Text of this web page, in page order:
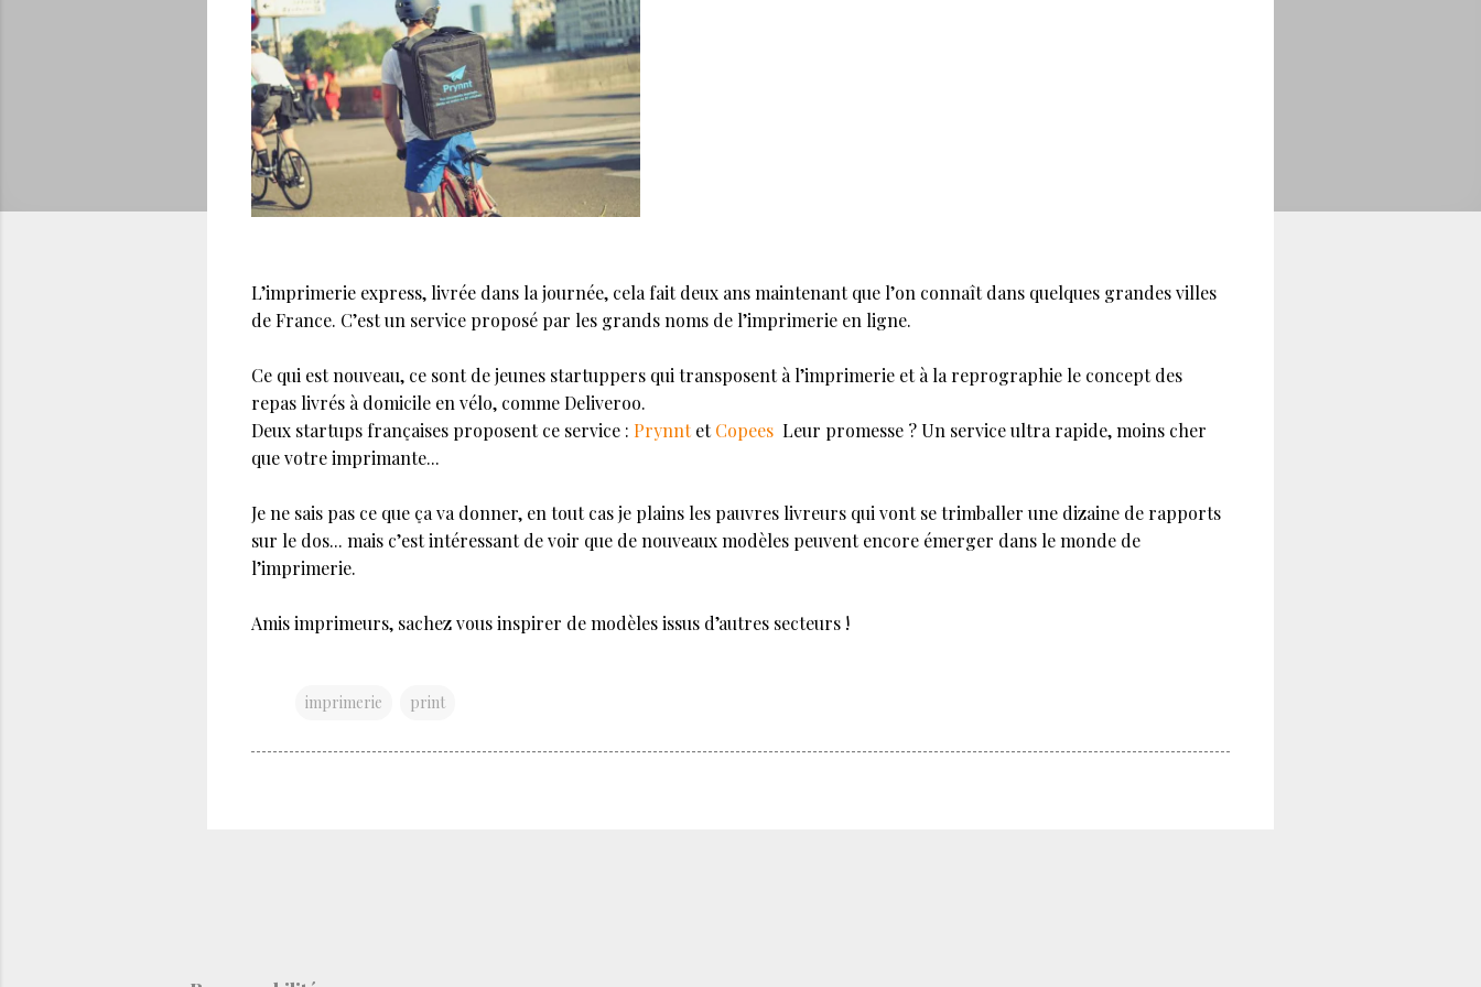
L’imprimerie express, livrée dans la journée, cela fait deux ans maintenant que l’on connaît dans quelques grandes villes
de France. C’est un service proposé par les grands noms de l’imprimerie en ligne.
Ce qui est nouveau, ce sont de jeunes startuppers qui transposent à l’imprimerie et à la reprographie le concept des
repas livrés à domicile en vélo, comme Deliveroo.
Deux startups françaises proposent ce service : PrynntetCopees Leur promesse ? Un service ultra rapide, moins cher
que votre imprimante...
Je ne sais pas ce que ça va donner, en tout cas je plains les pauvres livreurs qui vont se trimballer une dizaine de rapports
sur le dos... mais c’est intéressant de voir que de nouveaux modèles peuvent encore émerger dans le monde de
l’imprimerie.
Amis imprimeurs, sachez vous inspirer de modèles issus d’autres secteurs !
imprimerie print